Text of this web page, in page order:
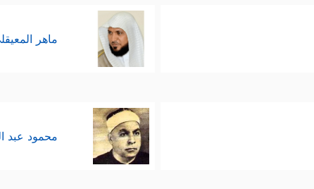
ماهر
محمود عبد